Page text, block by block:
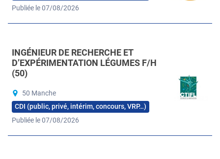
Publiée le 07/08/2026
INGÉNIEUR DE RECHERCHE ET
D’EXPÉRIMENTATION LÉGUMES F/H
(50)
50 Manche
CDI (public, privé, intérim, concours, VRP…)
Publiée le 07/08/2026